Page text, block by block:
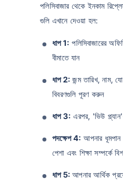
পলিসিবাজার থেকে ইনকাম
গুলি এখানে দেওয়া হল:
ধাপ 1: পলিসিবাজারের
বীমাতে যান
ধাপ 2: জন্ম তারিখ, নাম,
বিবরণগুলি পূরণ করুন
ধাপ 3: এরপর, 'ভিউ
পদক্ষেপ 4: আপনার ধূমপান
পেশা এবং শিক্ষা সম্পর্কে
ধাপ 5: আপনার আর্থিক